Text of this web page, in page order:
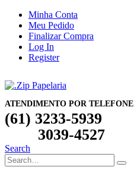
Minha Conta
Meu Pedido
Finalizar Compra
Log In
Register
ATENDIMENTO POR TELEFONE
(61) 3233-5939
3039-4527
Search